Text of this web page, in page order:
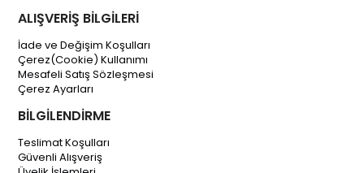
ALIŞVERİŞ BİLGİLERİ
İade ve Değişim Koşulları
Çerez(Cookie) Kullanımı
Mesafeli Satış Sözleşmesi
Çerez Ayarları
BİLGİLENDİRME
Teslimat Koşulları
Güvenli Alışveriş